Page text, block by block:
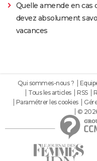
Quelle amende en cas
devez absolument
vacances
Qui sommes-nous ?
Tous les articles
RSS
Paramétrer les cookies
©